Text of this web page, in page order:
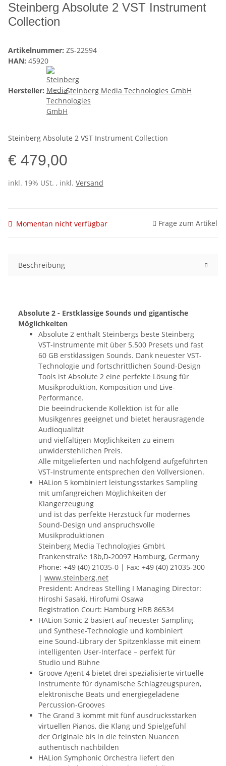
Steinberg Absolute 2 VST Instrument
Collection
Artikelnummer: ZS-22594
HAN: 45920
Hersteller: Steinberg Media Technologies GmbH
Steinberg Absolute 2 VST Instrument Collection
€ 479,00
inkl. 19% USt. , inkl. Versand
Momentan nicht verfügbar Frage zum Artikel
Beschreibung
Absolute 2 - Erstklassige Sounds und gigantische
Möglichkeiten
Absolute 2 enthält Steinbergs beste Steinberg
VST-Instrumente mit über 5.500 Presets und fast
60 GB erstklassigen Sounds. Dank neuester VST-
Technologie und fortschrittlichen Sound-Design
Tools ist Absolute 2 eine perfekte Lösung für
Musikproduktion, Komposition und Live-
Performance.
Die beeindruckende Kollektion ist für alle
Musikgenres geeignet und bietet herausragende
Audioqualität
und vielfältigen Möglichkeiten zu einem
unwiderstehlichen Preis.
Alle mitgelieferten und nachfolgend aufgeführten
VST-Instrumente entsprechen den Vollversionen.
HALion 5 kombiniert leistungsstarkes Sampling
mit umfangreichen Möglichkeiten der
Klangerzeugung
und ist das perfekte Herzstück für modernes
Sound-Design und anspruchsvolle
Musikproduktionen
Steinberg Media Technologies GmbH,
Frankenstraße 18b,D-20097 Hamburg, Germany
Phone: +49 (40) 21035-0 | Fax: +49 (40) 21035-300
| www.steinberg.net
President: Andreas Stelling I Managing Director:
Hiroshi Sasaki, Hirofumi Osawa
Registration Court: Hamburg HRB 86534
HALion Sonic 2 basiert auf neuester Sampling-
und Synthese-Technologie und kombiniert
eine Sound-Library der Spitzenklasse mit einem
intelligenten User-Interface – perfekt für
Studio und Bühne
Groove Agent 4 bietet drei spezialisierte virtuelle
Instrumente für dynamische Schlagzeugspuren,
elektronische Beats und energiegeladene
Percussion-Grooves
The Grand 3 kommt mit fünf ausdrucksstarken
virtuellen Pianos, die Klang und Spielgefühl
der Originale bis in die feinsten Nuancen
authentisch nachbilden
HALion Symphonic Orchestra liefert den